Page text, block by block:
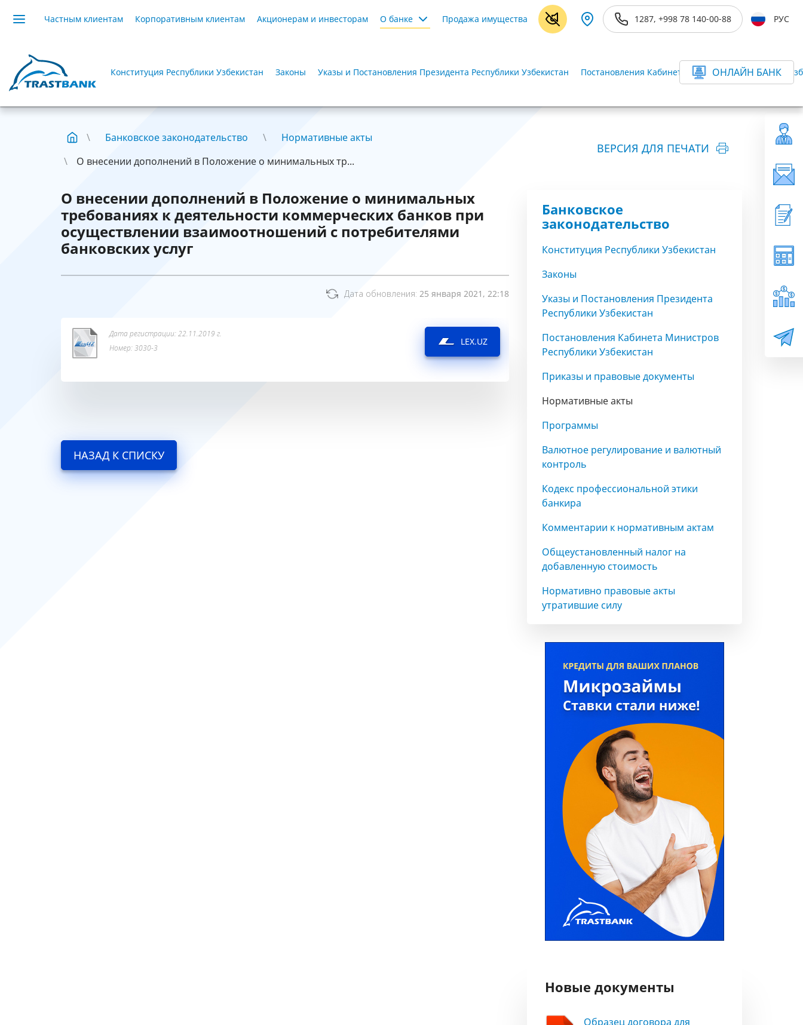
Частным клиентам Корпоративным клиентам Акционерам и инвесторам О банке Продажа имущества 1287, +998 78 140-00-88 РУС
Конституция Республики Узбекистан Законы Указы и Постановления Президента Республики Узбекистан Постановления Кабинета Министров Республики
ОНЛАЙН БАНК
Банковское законодательство
Нормативные акты
О внесении дополнений в Положение о минимальных тр...
ВЕРСИЯ ДЛЯ ПЕЧАТИ
О внесении дополнений в Положение о минимальных
требованиях к деятельности коммерческих банков при
осуществлении взаимоотношений с потребителями
банковских услуг
Дата обновления: 25 января 2021, 22:18
Дата регистрации: 22.11.2019 г.
Номер: 3030-3
LEX.UZ
НАЗАД К СПИСКУ
Банковское
законодательство
Конституция Республики Узбекистан
Законы
Указы и Постановления Президента
Республики Узбекистан
Постановления Кабинета Министров
Республики Узбекистан
Приказы и правовые документы
Нормативные акты
Программы
Валютное регулирование и валютный
контроль
Кодекс профессиональной этики
банкира
Комментарии к нормативным актам
Общеустановленный налог на
добавленную стоимость
Нормативно правовые акты
утратившие силу
Новые документы
Образец договора для